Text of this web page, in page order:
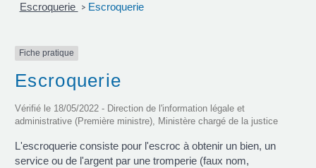
Escroquerie > Escroquerie
Fiche pratique
Escroquerie
Vérifié le 18/05/2022 - Direction de l'information légale et
administrative (Première ministre), Ministère chargé de la justice
L'escroquerie consiste pour l'escroc à obtenir un bien, un
service ou de l'argent par une tromperie (faux nom,